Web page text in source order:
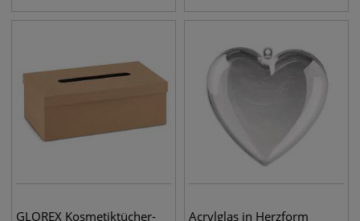
GLOREX Kosmetiktücher-
Acrylglas in Herzform